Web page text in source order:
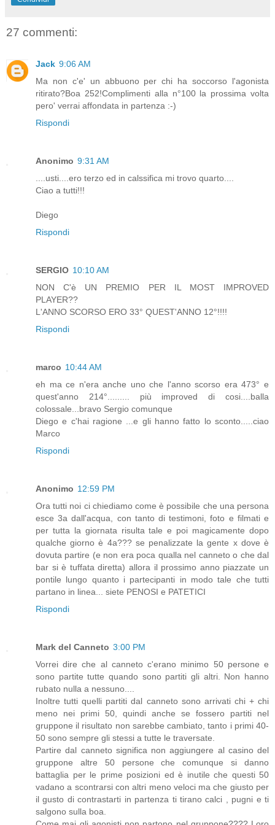
27 commenti:
Jack 9:06 AM
Ma non c'e' un abbuono per chi ha soccorso l'agonista
ritirato?Boa 252!Complimenti alla n°100 la prossima volta
pero' verrai affondata in partenza :-)
Rispondi
Anonimo 9:31 AM
....usti....ero terzo ed in calssifica mi trovo quarto....
Ciao a tutti!!!
Diego
Rispondi
SERGIO 10:10 AM
NON C'è UN PREMIO PER IL MOST IMPROVED
PLAYER??
L'ANNO SCORSO ERO 33° QUEST'ANNO 12°!!!!
Rispondi
marco 10:44 AM
eh ma ce n'era anche uno che l'anno scorso era 473° e
quest'anno 214°......... più improved di cosi....balla
colossale...bravo Sergio comunque
Diego e c'hai ragione ...e gli hanno fatto lo sconto.....ciao
Marco
Rispondi
Anonimo 12:59 PM
Ora tutti noi ci chiediamo come è possibile che una persona
esce 3a dall'acqua, con tanto di testimoni, foto e filmati e
per tutta la giornata risulta tale e poi magicamente dopo
qualche giorno è 4a??? se penalizzate la gente x dove è
dovuta partire (e non era poca qualla nel canneto o che dal
bar si è tuffata diretta) allora il prossimo anno piazzate un
pontile lungo quanto i partecipanti in modo tale che tutti
partano in linea... siete PENOSI e PATETICI
Rispondi
Mark del Canneto 3:00 PM
Vorrei dire che al canneto c'erano minimo 50 persone e
sono partite tutte quando sono partiti gli altri. Non hanno
rubato nulla a nessuno....
Inoltre tutti quelli partiti dal canneto sono arrivati chi + chi
meno nei primi 50, quindi anche se fossero partiti nel
gruppone il risultato non sarebbe cambiato, tanto i primi 40-
50 sono sempre gli stessi a tutte le traversate.
Partire dal canneto significa non aggiungere al casino del
gruppone altre 50 persone che comunque si danno
battaglia per le prime posizioni ed è inutile che questi 50
vadano a scontrarsi con altri meno veloci ma che giusto per
il gusto di contrastarti in partenza ti tirano calci , pugni e ti
salgono sulla boa.